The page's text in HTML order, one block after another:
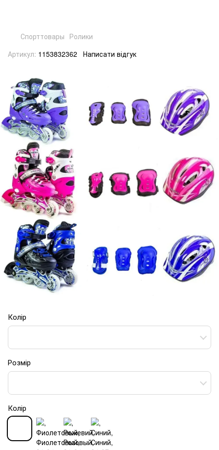
Спорттовары Ролики
Артикул: 1153832362 Написати відгук
Колір
Розмір
Колір